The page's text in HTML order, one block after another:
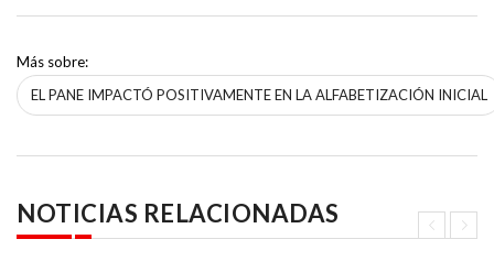
Más sobre:
EL PANE IMPACTÓ POSITIVAMENTE EN LA ALFABETIZACIÓN INICIAL
NOTICIAS RELACIONADAS